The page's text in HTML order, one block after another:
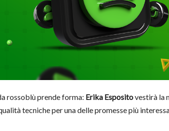
rossoblù prende forma: Erika Espositovestirà la
tecniche per una delle promesse più